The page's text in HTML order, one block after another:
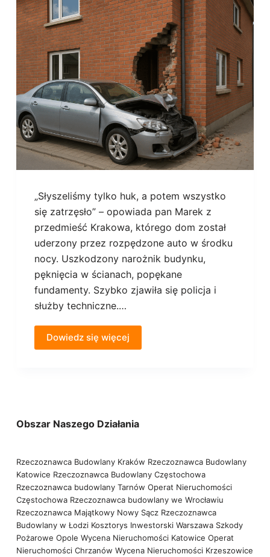
„Słyszeliśmy tylko huk, a potem wszystko
się zatrzęsło” – opowiada pan Marek z
przedmieść Krakowa, którego dom został
uderzony przez rozpędzone auto w środku
nocy. Uszkodzony narożnik budynku,
pęknięcia w ścianach, popękane
fundamenty. Szybko zjawiła się policja i
służby techniczne.…
Dowiedz się więcej
Obszar Naszego Działania
Rzeczoznawca Budowlany Kraków Rzeczoznawca Budowlany
Katowice Rzeczoznawca Budowlany Częstochowa
Rzeczoznawca budowlany Tarnów Operat Nieruchomości
Częstochowa Rzeczoznawca budowlany we Wrocławiu
Rzeczoznawca Majątkowy Nowy Sącz Rzeczoznawca
Budowlany w Łodzi Kosztorys Inwestorski Warszawa Szkody
Pożarowe Opole Wycena Nieruchomości Katowice Operat
Nieruchomości Chrzanów Wycena Nieruchomości Krzeszowice